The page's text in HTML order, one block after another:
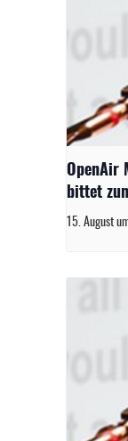
OpenAir
bittet
15. August